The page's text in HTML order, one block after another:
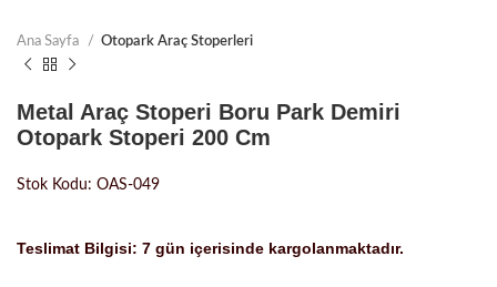
Ana Sayfa Otopark Araç Stoperleri
Metal Araç Stoperi Boru Park Demiri
Otopark Stoperi 200 Cm
Stok Kodu: OAS-049
Teslimat Bilgisi: 7 gün içerisinde kargolanmaktadır.